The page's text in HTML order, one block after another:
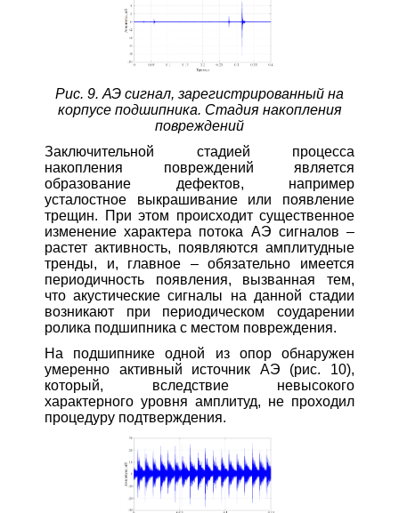
Рис. 9. АЭ сигнал, зарегистрированный на
корпусе подшипника. Стадия накопления
повреждений
Заключительной стадией процесса
накопления повреждений является
образование дефектов, например
усталостное выкрашивание или появление
трещин. При этом происходит существенное
изменение характера потока АЭ сигналов –
растет активность, появляются амплитудные
тренды, и, главное – обязательно имеется
периодичность появления, вызванная тем,
что акустические сигналы на данной стадии
возникают при периодическом соударении
ролика подшипника с местом повреждения.
На подшипнике одной из опор обнаружен
умеренно активный источник АЭ (рис. 10),
который, вследствие невысокого
характерного уровня амплитуд, не проходил
процедуру подтверждения.